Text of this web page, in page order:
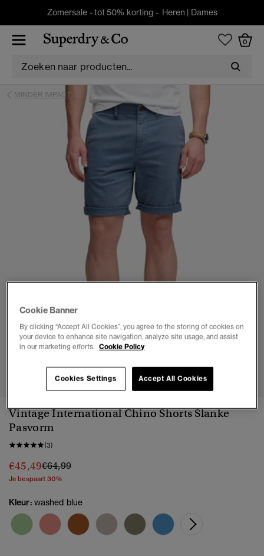
Zomersale - tot 50% korting - Heren | Dames
0
MINDER IMPACT
1 2 3 4 5
Vintage International Chino Shorts Slanke
Pasvorm
(3)
€45,49Prijs verlaagd van
€64,99naar
Je bespaart 30%
Kleur: washed blue
Cookie Banner
By clicking “Accept All Cookies”, you agree to the storing of cookies on
your device to enhance site navigation, analyze site usage, and assist
in our marketing efforts. Cookie Policy
Cookies Settings Accept All Cookies